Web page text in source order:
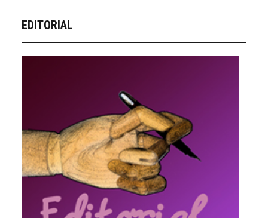
EDITORIAL